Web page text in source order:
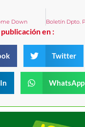
Down
en :
Twitter
WhatsApp